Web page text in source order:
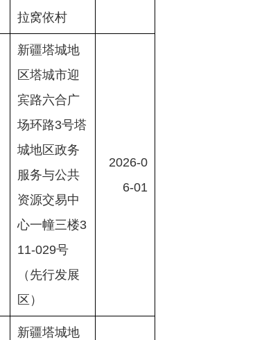
拉窝依村
新疆塔城地
区塔城市迎
宾路六合广
场环路3号塔
城地区政务
服务与公共
资源交易中
心一幢三楼3
11-029号
（先行发展
区）
2026-0
6-01
新疆塔城地